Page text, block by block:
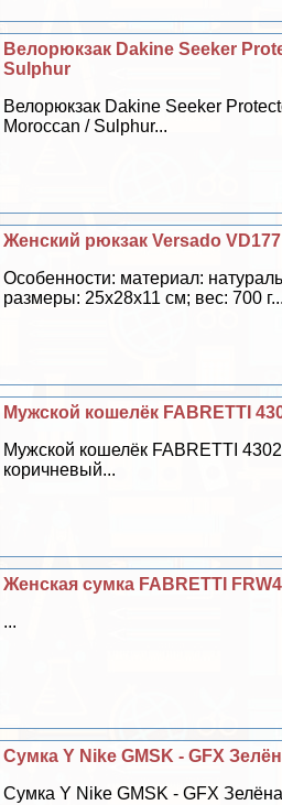
Велорюкзак Dakine Seeker
Sulphur
Велорюкзак Dakine Seeker
Moroccan / Sulphur...
Женский рюкзак Versado
Особенности: материал:
размеры: 25х28х11 см; вес: 700 г...
Мужской кошелёк FABRETTI
Мужской кошелёк FABRETTI
коричневый...
Женская сумка FABRETTI
...
Сумка Y Nike GMSK - GFX
Сумка Y Nike GMSK - GFX